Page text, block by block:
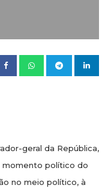
geral da República,
momento político do
no meio político, à